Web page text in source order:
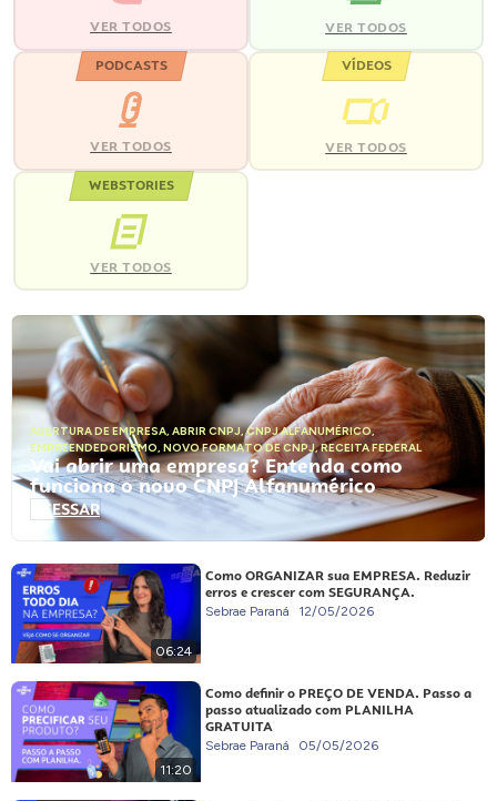
VER TODOS VER TODOS
PODCASTS
VER TODOS
VÍDEOS
VER TODOS
WEBSTORIES
VER TODOS
ABERTURA DE EMPRESA, ABRIR CNPJ,CNPJ ALFANUMÉRICO,
EMPREENDEDORISMO, NOVO FORMATO DE CNPJ,RECEITA FEDERAL
Vai abrir uma empresa? Entenda como
funciona o novo CNPJ Alfanumérico
ACESSAR
06:24
Como ORGANIZAR sua EMPRESA. Reduzir
erros e crescer com SEGURANÇA.
Sebrae Paraná 12/05/2026
11:20
Como definir o PREÇO DE VENDA. Passo a
passo atualizado com PLANILHA
GRATUITA
Sebrae Paraná 05/05/2026